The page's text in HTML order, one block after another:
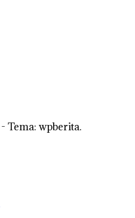
- Tema: wpberita.